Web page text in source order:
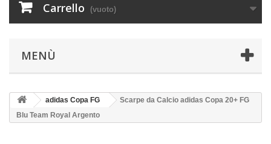
Carrello (vuoto)
MENÙ
adidas Copa FG
Scarpe da Calcio adidas Copa 20+ FG
Blu Team Royal Argento